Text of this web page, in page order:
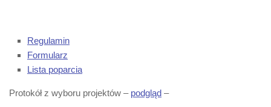
Regulamin
Formularz
Lista poparcia
Protokół z wyboru projektów – podgląd –